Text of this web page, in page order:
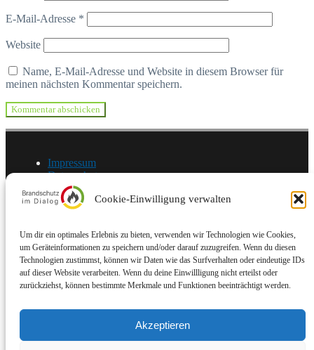
Cookie-Einwilligung verwalten
Um dir ein optimales Erlebnis zu bieten, verwenden wir Technologien wie Cookies,
um Geräteinformationen zu speichern und/oder darauf zuzugreifen. Wenn du diesen
Technologien zustimmst, können wir Daten wie das Surfverhalten oder eindeutige IDs
auf dieser Website verarbeiten. Wenn du deine Einwillligung nicht erteilst oder
zurückziehst, können bestimmte Merkmale und Funktionen beeinträchtigt werden.
Akzeptieren
E-Mail-Adresse *
Website
Name, E-Mail-Adresse und Website in diesem Browser für
meinen nächsten Kommentar speichern.
Impressum
Datenschutz
© Brandschutz im Dialog | Stand: 10/2025
Brandschutz im Dialog
Startseite
Unklare und widersprüchliche Auslegungen zu
„Standardfragen“
Nicht vertretbare „Handhabungen“ im
Unklare Gesetzeslage / Fragen an die Wissenschaft
Mitwirkende